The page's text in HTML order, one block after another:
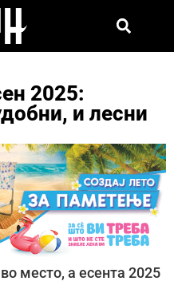
2025:
и лесни
место, а есента 2025